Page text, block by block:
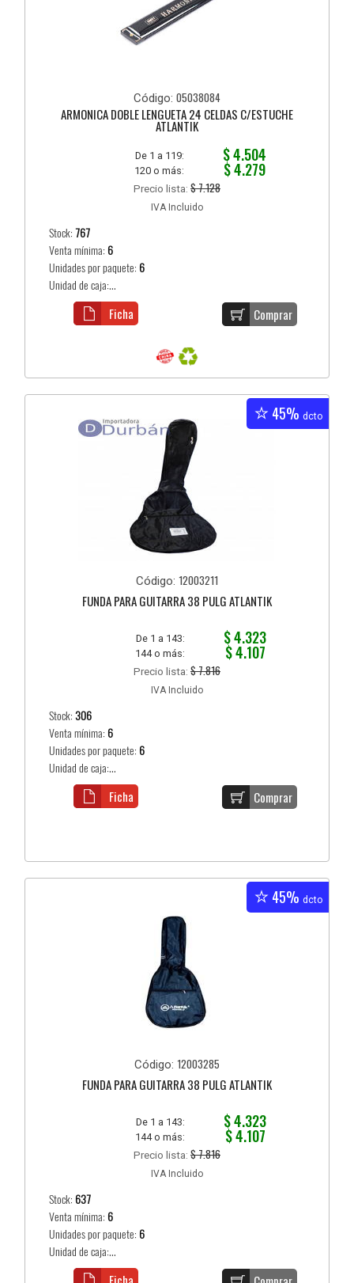
Código: 05038084
ARMONICA DOBLE LENGUETA 24 CELDAS C/ESTUCHE
ATLANTIK
De 1 a 119: $ 4.504
120 o más: $ 4.279
Precio lista: $ 7.128
IVA Incluido
Stock:767
Venta mínima: 6
Unidades por paquete: 6
Unidad de caja:...
Comprar
Ficha
45% dcto
Código: 12003211
FUNDA PARA GUITARRA 38 PULG ATLANTIK
De 1 a 143: $ 4.323
144 o más: $ 4.107
Precio lista: $ 7.816
IVA Incluido
Stock:306
Venta mínima: 6
Unidades por paquete: 6
Unidad de caja:...
Comprar
Ficha
45% dcto
Código: 12003285
FUNDA PARA GUITARRA 38 PULG ATLANTIK
De 1 a 143: $ 4.323
144 o más: $ 4.107
Precio lista: $ 7.816
IVA Incluido
Stock: 637
Venta mínima: 6
Unidades por paquete: 6
Unidad de caja:...